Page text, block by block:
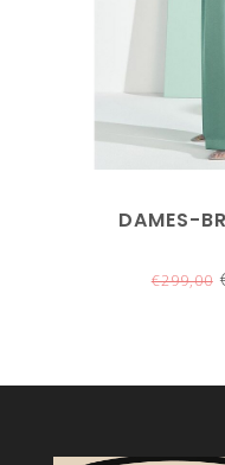
DAMES-
€299,00